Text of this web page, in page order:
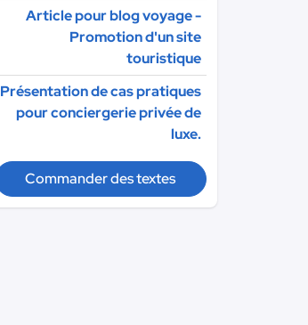
Article pour blog voyage -
Promotion d'un site
touristique
Présentation de cas pratiques
pour conciergerie privée de
luxe.
Commander des textes